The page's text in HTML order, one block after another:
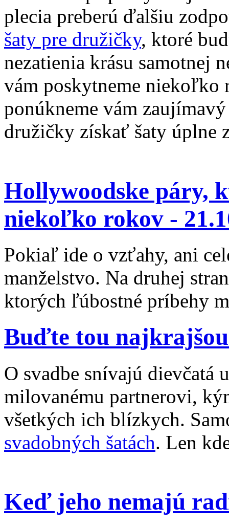
plecia preberú ďalšiu
šaty pre družičky, ktoré
nezatienia krásu samotnej
vám poskytneme niekoľko
ponúkneme vám
družičky získať šaty úplne
Hollywoodske páry,
niekoľko rokov -
Pokiaľ ide o vzťahy, ani
manželstvo. Na druhej
ktorých ľúbostné príbehy
Buďte tou
O svadbe snívajú dievčatá
milovanému partnerovi,
všetkých ich blízkych.
svadobných šatách. Len
Keď jeho nemajú